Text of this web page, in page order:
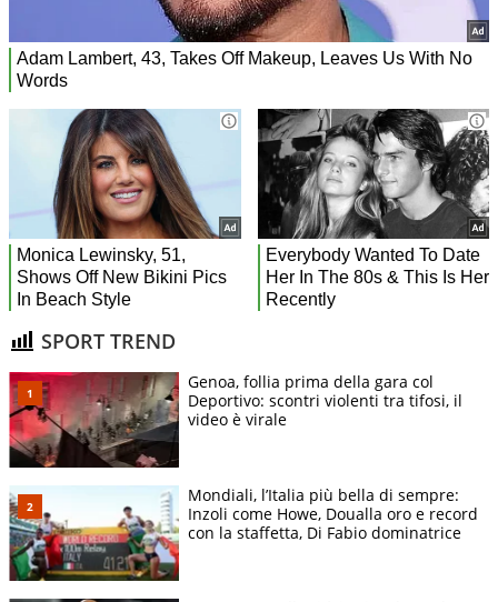
SPORT TREND
Genoa, follia prima della gara col
Deportivo: scontri violenti tra tifosi, il
video è virale
Mondiali, l’Italia più bella di sempre:
Inzoli come Howe, Doualla oro e record
con la staffetta, Di Fabio dominatrice